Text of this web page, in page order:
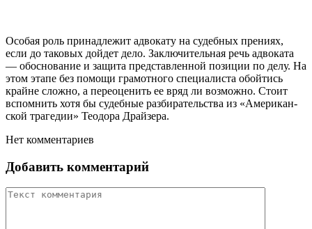
Осо­бая роль при­над­ле­жит адвокату на судебных прениях,
если до та­ко­вых дой­дет де­ло. За­клю­чи­тель­ная речь ад­во­ка­та
— об­ос­но­ва­ние и за­щи­та пред­став­лен­ной по­зи­ции по де­лу. На
этом эта­пе без по­мо­щи гра­мот­но­го спе­ци­а­лис­та обой­тись
край­не слож­но, а пе­ре­оце­нить ее вряд ли воз­мож­но. Сто­ит
вспом­нить хо­тя бы су­деб­ные раз­би­ра­тельст­ва из «Аме­ри­кан­
ской тра­ге­дии» Тео­до­ра Драй­зе­ра.
Нет комментариев
Добавить комментарий